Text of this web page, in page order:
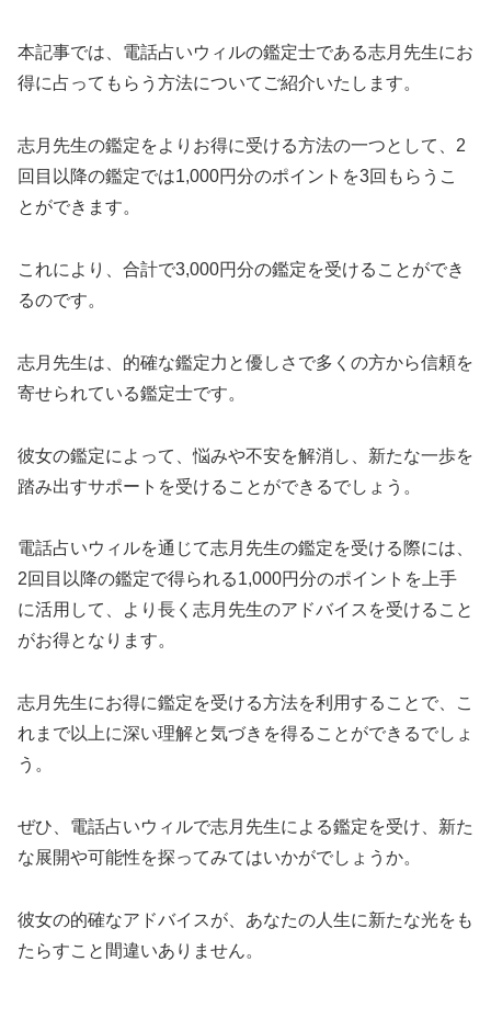
本記事では、電話占いウィルの鑑定士である志月先生にお
得に占ってもらう方法についてご紹介いたします。
志月先生の鑑定をよりお得に受ける方法の一つとして、2
回目以降の鑑定では1,000円分のポイントを3回もらうこ
とができます。
これにより、合計で3,000円分の鑑定を受けることができ
るのです。
志月先生は、的確な鑑定力と優しさで多くの方から信頼を
寄せられている鑑定士です。
彼女の鑑定によって、悩みや不安を解消し、新たな一歩を
踏み出すサポートを受けることができるでしょう。
電話占いウィルを通じて志月先生の鑑定を受ける際には、
2回目以降の鑑定で得られる1,000円分のポイントを上手
に活用して、より長く志月先生のアドバイスを受けること
がお得となります。
志月先生にお得に鑑定を受ける方法を利用することで、こ
れまで以上に深い理解と気づきを得ることができるでしょ
う。
ぜひ、電話占いウィルで志月先生による鑑定を受け、新た
な展開や可能性を探ってみてはいかがでしょうか。
彼女の的確なアドバイスが、あなたの人生に新たな光をも
たらすこと間違いありません。